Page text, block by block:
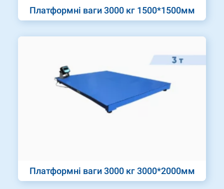
Платформні ваги 3000 кг 1500*1500мм
Платформні ваги 3000 кг 3000*2000мм